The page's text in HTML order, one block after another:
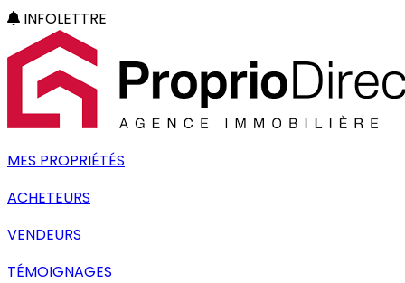
INFOLETTRE
MES PROPRIÉTÉS
ACHETEURS
VENDEURS
TÉMOIGNAGES